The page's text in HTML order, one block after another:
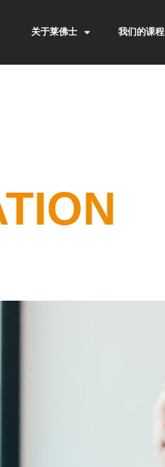
关于莱佛士 我们的课程